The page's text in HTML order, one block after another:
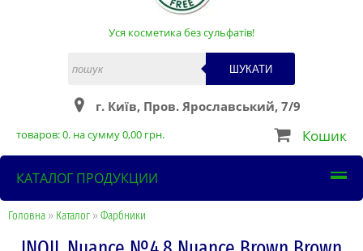
Уся косметика без сульфатів!
ШУКАТИ
г. Київ, Пров. Ярославський, 7/9
товаров:0. на сумму0,00 грн. Кошик
КАТАЛОГ ПРОДУКЦИИ
Головна » Каталог » Фарбники